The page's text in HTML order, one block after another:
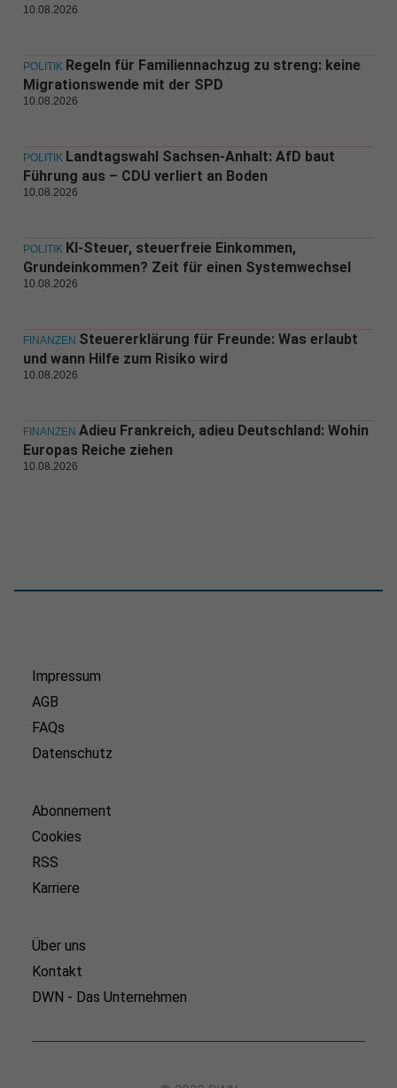
10.08.2026
POLITIK Regeln für Familiennachzug zu streng: keine
Migrationswende mit der SPD
10.08.2026
POLITIK Landtagswahl Sachsen-Anhalt: AfD baut
Führung aus – CDU verliert an Boden
10.08.2026
POLITIK KI-Steuer, steuerfreie Einkommen,
Grundeinkommen? Zeit für einen Systemwechsel
10.08.2026
FINANZEN Steuererklärung für Freunde: Was erlaubt
und wann Hilfe zum Risiko wird
10.08.2026
FINANZEN Adieu Frankreich, adieu Deutschland: Wohin
Europas Reiche ziehen
10.08.2026
Impressum
AGB
FAQs
Datenschutz
Abonnement
Cookies
RSS
Karriere
Über uns
Kontakt
DWN - Das Unternehmen